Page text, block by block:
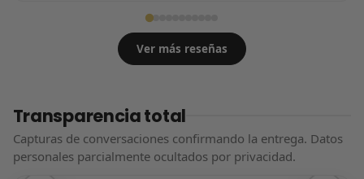
Ver más reseñas
Transparencia total
Capturas de conversaciones confirmando la entrega. Datos
personales parcialmente ocultados por privacidad.